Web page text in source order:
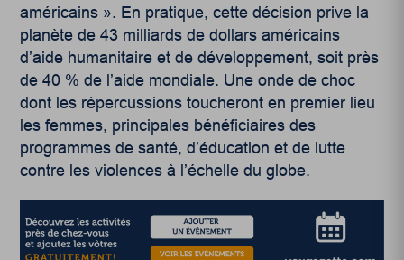
américains ». En pratique, cette décision prive la
planète de 43 milliards de dollars américains
d’aide humanitaire et de développement, soit près
de 40 % de l’aide mondiale. Une onde de choc
dont les répercussions toucheront en premier lieu
les femmes, principales bénéficiaires des
programmes de santé, d’éducation et de lutte
contre les violences à l’échelle du globe.